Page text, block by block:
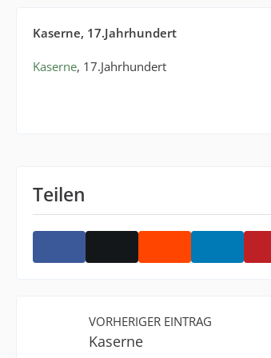
Kaserne, 17.Jahrhundert
Kaserne, 17.Jahrhundert
Teilen
VORHERIGER EINTRAG
Kaserne